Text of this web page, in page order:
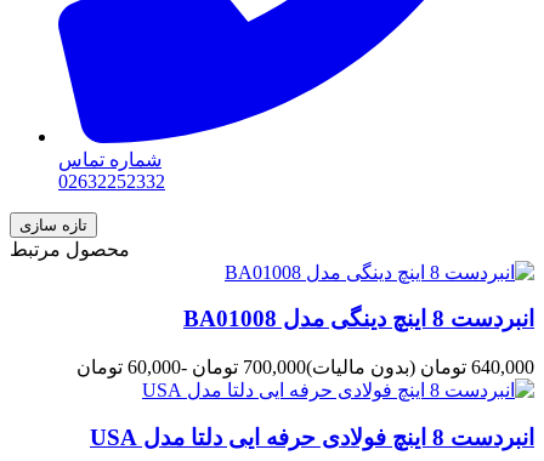
شماره تماس
02632252332
محصول مرتبط
انبردست 8 اینچ دینگی مدل BA01008
640,000 تومان (بدون مالیات)700,000 تومان -60,000 تومان
انبردست 8 اینچ فولادی حرفه ایی دلتا مدل USA